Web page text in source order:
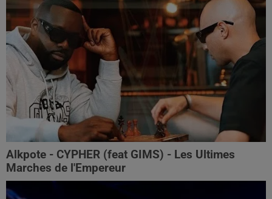
Alkpote - CYPHER (feat GIMS) - Les Ultimes
Marches de l'Empereur